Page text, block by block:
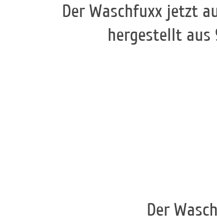
Der Waschfuxx jetzt
hergestellt aus
Der